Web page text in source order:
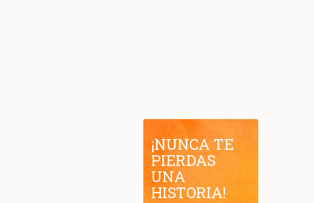
¡NUNCA TE
PIERDAS
UNA
HISTORIA!